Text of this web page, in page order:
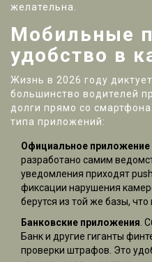
желательна.
Мобильные
удобство в
Жизнь в 2026 году
большинство водителей
долги прямо со
типа приложений:
Официальное
разработано самим
уведомления приходят
фиксации нарушения
берутся из той же базы, что
Банковские приложения .
Банк и другие гиганты
проверки штрафов. Это